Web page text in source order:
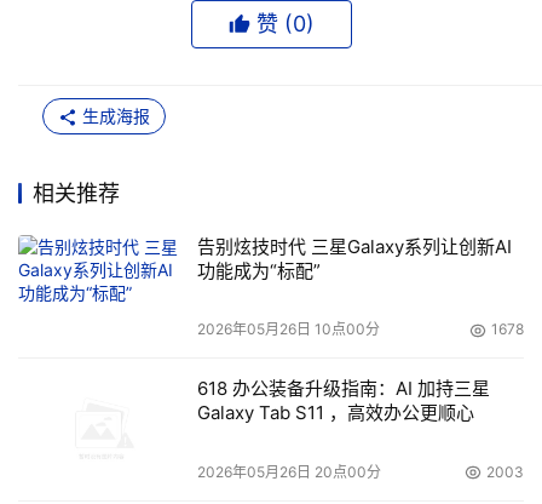
赞 (0)
生成海报
相关推荐
告别炫技时代 三星Galaxy系列让创新AI
功能成为“标配”
2026年05月26日 10点00分 1678
618 办公装备升级指南：AI 加持三星
Galaxy Tab S11 ，高效办公更顺心
2026年05月26日 20点00分 2003